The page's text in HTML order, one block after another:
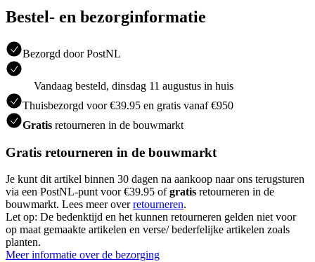
Bestel- en bezorginformatie
Bezorgd door PostNL
Vandaag besteld, dinsdag 11 augustus in huis
Thuisbezorgd voor €39.95 en gratis vanaf €950
Gratis retourneren in de bouwmarkt
Gratis retourneren in de bouwmarkt
Je kunt dit artikel binnen 30 dagen na aankoop naar ons terugsturen
via een PostNL-punt voor €39.95 ofgratis retourneren in de
bouwmarkt. Lees meer overretourneren.
Let op: De bedenktijd en het kunnen retourneren gelden niet voor
op maat gemaakte artikelen en verse/ bederfelijke artikelen zoals
planten.
Meer informatie over de bezorging